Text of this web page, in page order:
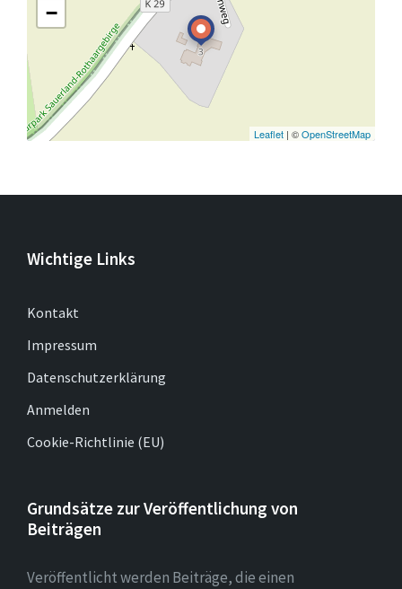
−
Leaflet | ©OpenStreetMap
Wichtige Links
Kontakt
Impressum
Datenschutzerklärung
Anmelden
Cookie-Richtlinie (EU)
Grundsätze zur Veröffentlichung von
Beiträgen
Veröffentlicht werden Beiträge, die einen